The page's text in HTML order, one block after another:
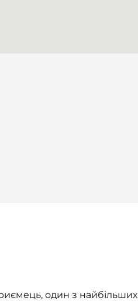
один з найбільших